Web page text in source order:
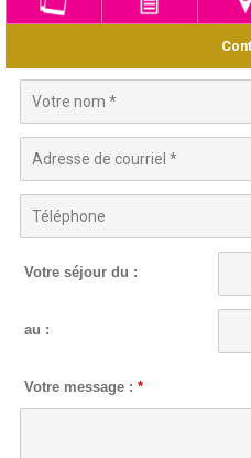
Votre séjour du :
au :
Votre message :*